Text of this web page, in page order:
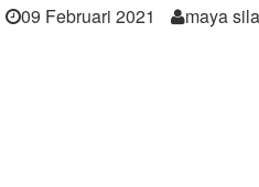
09 Februari 2021 maya